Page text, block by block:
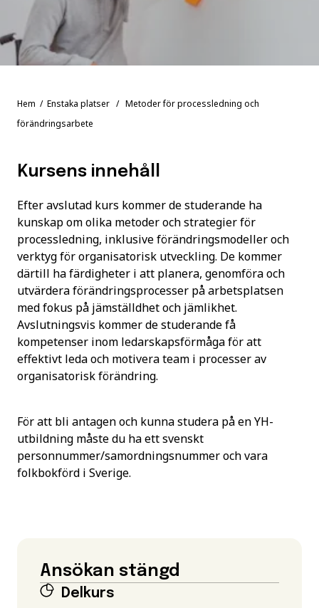
Hem / Enstaka platser / Metoder för processledning och
förändringsarbete
Kursens innehåll
Efter avslutad kurs kommer de studerande ha
kunskap om olika metoder och strategier för
processledning, inklusive förändringsmodeller och
verktyg för organisatorisk utveckling. De kommer
därtill ha färdigheter i att planera, genomföra och
utvärdera förändringsprocesser på arbetsplatsen
med fokus på jämställdhet och jämlikhet.
Avslutningsvis kommer de studerande få
kompetenser inom ledarskapsförmåga för att
effektivt leda och motivera team i processer av
organisatorisk förändring.
För att bli antagen och kunna studera på en YH-
utbildning måste du ha ett svenskt
personnummer/samordningsnummer och vara
folkbokförd i Sverige.
Ansökan stängd
Delkurs